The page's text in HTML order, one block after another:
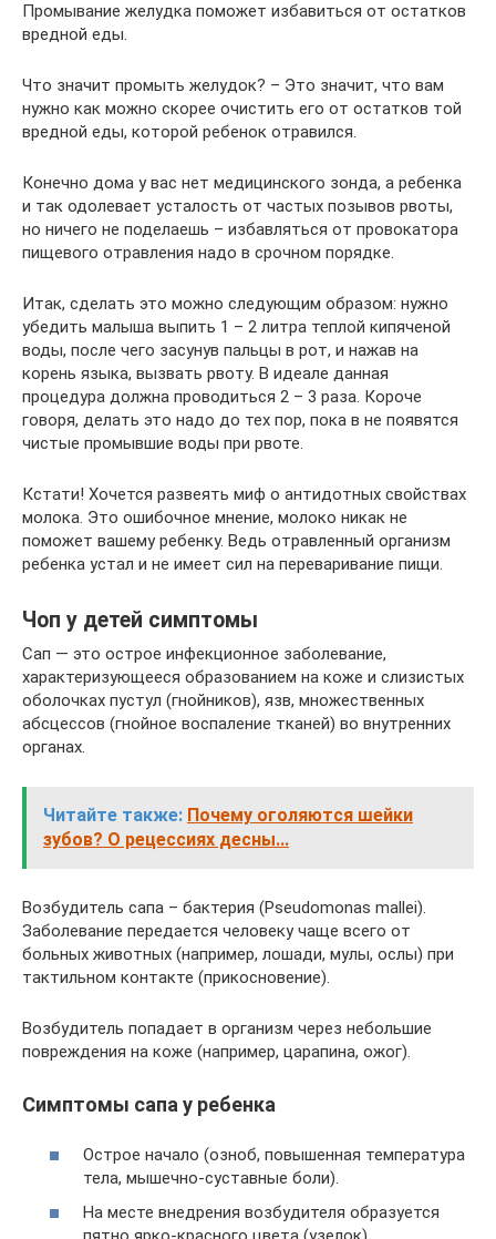
Промывание желудка поможет избавиться от остатков
вредной еды.
Что значит промыть желудок? – Это значит, что вам
нужно как можно скорее очистить его от остатков той
вредной еды, которой ребенок отравился.
Конечно дома у вас нет медицинского зонда, а ребенка
и так одолевает усталость от частых позывов рвоты,
но ничего не поделаешь – избавляться от провокатора
пищевого отравления надо в срочном порядке.
Итак, сделать это можно следующим образом: нужно
убедить малыша выпить 1 – 2 литра теплой кипяченой
воды, после чего засунув пальцы в рот, и нажав на
корень языка, вызвать рвоту. В идеале данная
процедура должна проводиться 2 – 3 раза. Короче
говоря, делать это надо до тех пор, пока в не появятся
чистые промывшие воды при рвоте.
Кстати! Хочется развеять миф о антидотных свойствах
молока. Это ошибочное мнение, молоко никак не
поможет вашему ребенку. Ведь отравленный организм
ребенка устал и не имеет сил на переваривание пищи.
Чоп у детей симптомы
Сап — это острое инфекционное заболевание,
характеризующееся образованием на коже и слизистых
оболочках пустул (гнойников), язв, множественных
абсцессов (гнойное воспаление тканей) во внутренних
органах.
Читайте также: Почему оголяются шейки
зубов? О рецессиях десны...
Возбудитель сапа – бактерия (Pseudomonas mallei).
Заболевание передается человеку чаще всего от
больных животных (например, лошади, мулы, ослы) при
тактильном контакте (прикосновение).
Возбудитель попадает в организм через небольшие
повреждения на коже (например, царапина, ожог).
Симптомы сапа у ребенка
Острое начало (озноб, повышенная температура
тела, мышечно-суставные боли).
На месте внедрения возбудителя образуется